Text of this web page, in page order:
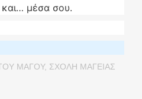
και… μέσα σου.
ΜΑΓΟΥ, ΣΧΟΛΗ ΜΑΓΕΙΑΣ